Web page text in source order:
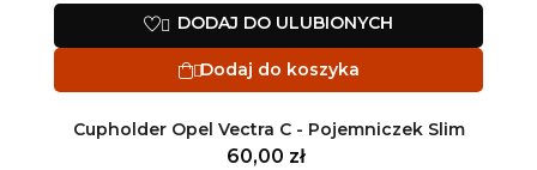
 DODAJ DO ULUBIONYCH
Dodaj do koszyka
Cupholder Opel Vectra C - Pojemniczek Slim
60,00 zł